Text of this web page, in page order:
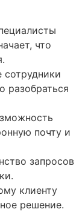
что
сотрудники
разобраться
почту и
запросов
клиенту
решение.